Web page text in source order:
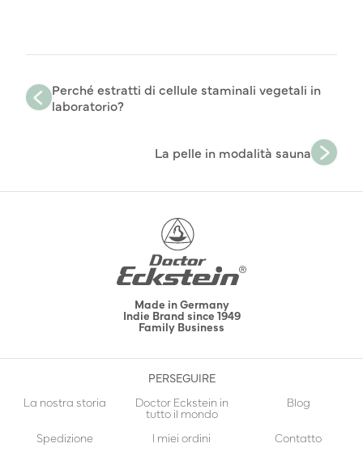
Perché estratti di cellule staminali vegetali in
laboratorio?
La pelle in modalità sauna
Made in Germany
Indie Brand since 1949
Family Business
PERSEGUIRE
La nostra storia
Doctor Eckstein in
tutto il mondo
Blog
Spedizione I miei ordini Contatto